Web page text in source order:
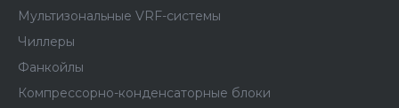
Мультизональные VRF-системы
Чиллеры
Фанкойлы
Компрессорно-конденсаторные блоки